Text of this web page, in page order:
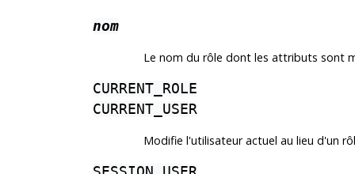
nom
Le nom du rôle dont les attributs sont
CURRENT_ROLE
CURRENT_USER
Modifie l'utilisateur actuel au lieu d'un